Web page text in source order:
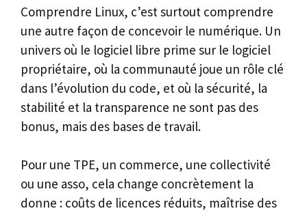
Comprendre Linux, c’est surtout comprendre
une autre façon de concevoir le numérique. Un
univers où le logiciel libre prime sur le logiciel
propriétaire, où la communauté joue un rôle clé
dans l’évolution du code, et où la sécurité, la
stabilité et la transparence ne sont pas des
bonus, mais des bases de travail.
Pour une TPE, un commerce, une collectivité
ou une asso, cela change concrètement la
donne : coûts de licences réduits, maîtrise des